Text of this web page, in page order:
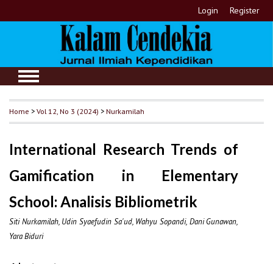
Login Register
Home >Vol 12, No 3 (2024) >Nurkamilah
International Research Trends of
Gamification in Elementary
School: Analisis Bibliometrik
Siti Nurkamilah, Udin Syaefudin Sa'ud, Wahyu Sopandi, Dani Gunawan,
Yara Biduri